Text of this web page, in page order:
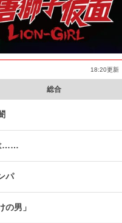
18:20更新
総合
……
パ
の男」